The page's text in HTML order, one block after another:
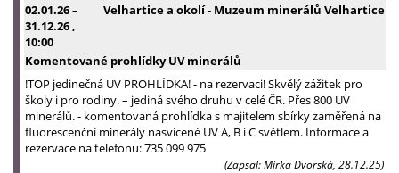
02.01.26–
31.12.26 ,
10:00
Velhartice a okolí - Muzeum minerálů Velhartice
Komentované prohlídky UV minerálů
!TOP jedinečná UV PROHLÍDKA! - na rezervaci! Skvělý zážitek pro
školy i pro rodiny. – jediná svého druhu v celé ČR. Přes 800 UV
minerálů. - komentovaná prohlídka s majitelem sbírky zaměřená na
fluorescenční minerály nasvícené UV A, B i C světlem. Informace a
rezervace na telefonu: 735 099 975
(Zapsal: Mirka Dvorská, 28.12.25)